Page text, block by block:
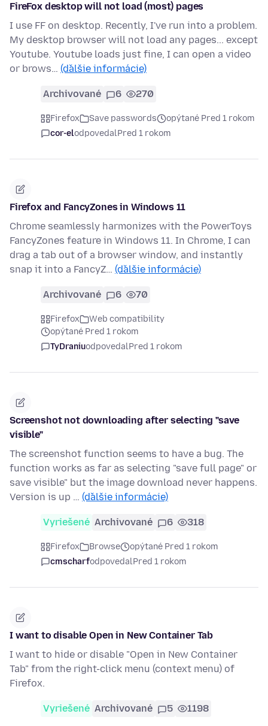
FireFox desktop will not load (most) pages
I use FF on desktop. Recently, I've run into a problem.
My desktop browser will not load any pages... except
Youtube. Youtube loads just fine, I can open a video
or brows… (ďalšie informácie)
Archivované 6 270
Firefox Save passwords
opýtané Pred 1 rokom
cor-elodpovedalPred 1 rokom
Firefox and FancyZones in Windows 11
Chrome seamlessly harmonizes with the PowerToys
FancyZones feature in Windows 11. In Chrome, I can
drag a tab out of a browser window, and instantly
snap it into a FancyZ… (ďalšie informácie)
Archivované 6 70
Firefox
Web compatibility
opýtané Pred 1 rokom
TyDraniuodpovedalPred 1 rokom
Screenshot not downloading after selecting "save
visible"
The screenshot function seems to have a bug. The
function works as far as selecting "save full page" or
save visible" but the image download never happens.
Version is up … (ďalšie informácie)
Vyriešené Archivované 6 318
Firefox Browse
opýtané Pred 1 rokom
cmscharfodpovedalPred 1 rokom
I want to disable Open in New Container Tab
I want to hide or disable "Open in New Container
Tab" from the right-click menu (context menu) of
Firefox.
Vyriešené Archivované 5 1198